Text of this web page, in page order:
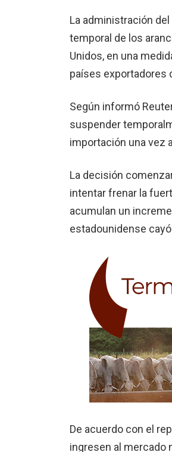
La administración
temporal de los
Unidos, en una
países exportadores
Según informó
suspender
importación una vez
La decisión
intentar frenar la
acumulan un
estadounidense
De acuerdo con el
ingresen al mercado